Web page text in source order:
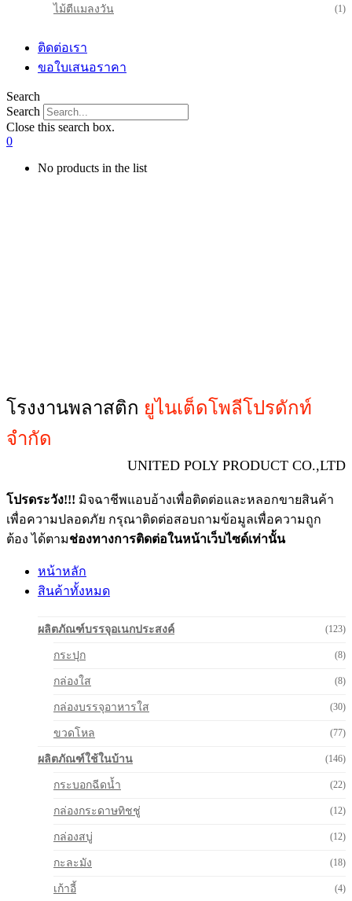
ไม้ตีแมลงวัน (1)
ติดต่อเรา
ขอใบเสนอราคา
Search
Search
Close this search box.
0
No products in the list
โรงงานพลาสติก ยูไนเต็ดโพลีโปรดักท์
จำกัด
UNITED POLY PRODUCT CO.,LTD
โปรดระวัง!!! มิจฉาชีพแอบอ้างเพื่อติดต่อและหลอกขายสินค้า
เพื่อความปลอดภัย กรุณาติดต่อสอบถามข้อมูลเพื่อความถูก
ต้อง ได้ตามช่องทางการติดต่อในหน้าเว็บไซด์เท่านั้น
หน้าหลัก
สินค้าทั้งหมด
ผลิตภัณฑ์บรรจุอเนกประสงค์ (123)
กระปุก (8)
กล่องใส (8)
กล่องบรรจุอาหารใส (30)
ขวดโหล (77)
ผลิตภัณฑ์ใช้ในบ้าน (146)
กระบอกฉีดน้ำ (22)
กล่องกระดาษทิชชู่ (12)
กล่องสบู่ (12)
กะละมัง (18)
เก้าอี้ (4)